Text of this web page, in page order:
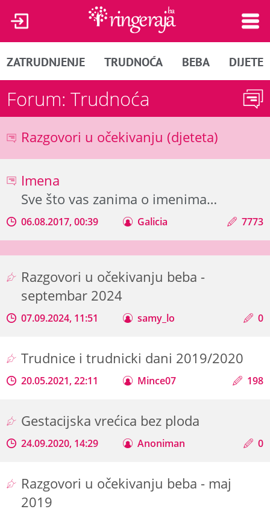
ZATRUDNJENJE TRUDNOĆA BEBA DIJETE
Forum: Trudnoća
Razgovori u očekivanju (djeteta)
Imena
Sve što vas zanima o imenima…
06.08.2017, 00:39 Galicia 7773
Razgovori u očekivanju beba -
septembar 2024
07.09.2024, 11:51 samy_lo 0
Trudnice i trudnicki dani 2019/2020
20.05.2021, 22:11 Mince07 198
Gestacijska vrećica bez ploda
24.09.2020, 14:29 Anoniman 0
Razgovori u očekivanju beba - maj
2019